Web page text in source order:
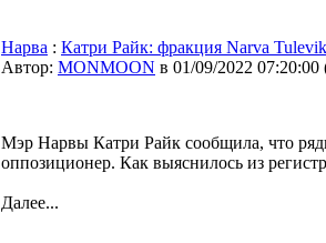
Нарва : Катри Райк: фракция Narva
Автор: MONMOON в 01/09/2022 07:20:00
Мэр Нарвы Катри Райк сообщила, что
оппозиционер. Как выяснилось из
Далее...